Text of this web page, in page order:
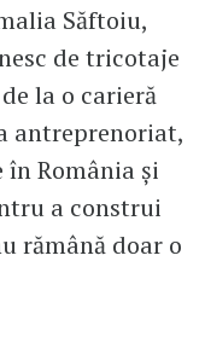
Săftoiu,
de tricotaje
la o carieră
antreprenoriat,
în România și
a construi
rămână doar o